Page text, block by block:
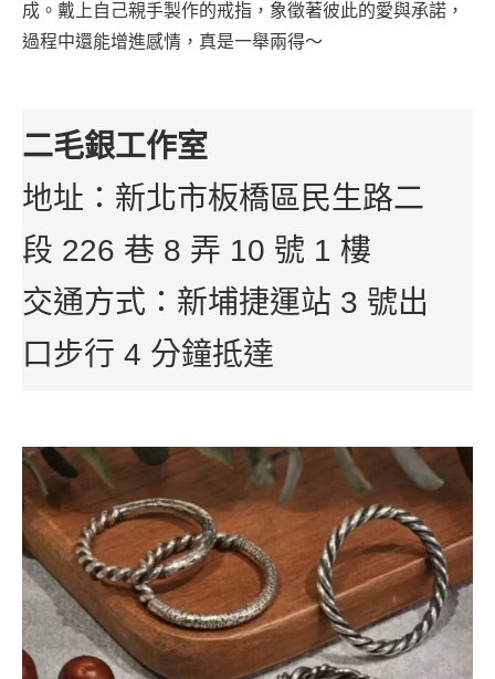
成。戴上自己親手製作的戒指，象徵著彼此的愛與承諾，
過程中還能增進感情，真是一舉兩得～
二毛銀工作室
地址：新北市板橋區民生路二
段 226 巷 8 弄 10 號 1 樓
交通方式：新埔捷運站 3 號出
口步行 4 分鐘抵達